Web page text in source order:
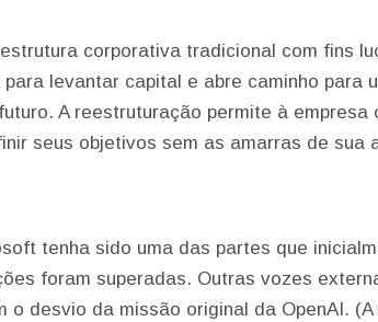
corporativa tradicional com fins
levantar capital e abre caminho para
A reestruturação permite à
seus objetivos sem as amarras de sua
tenha sido uma das partes que
foram superadas. Outras vozes
o desvio da missão original da OpenAI.